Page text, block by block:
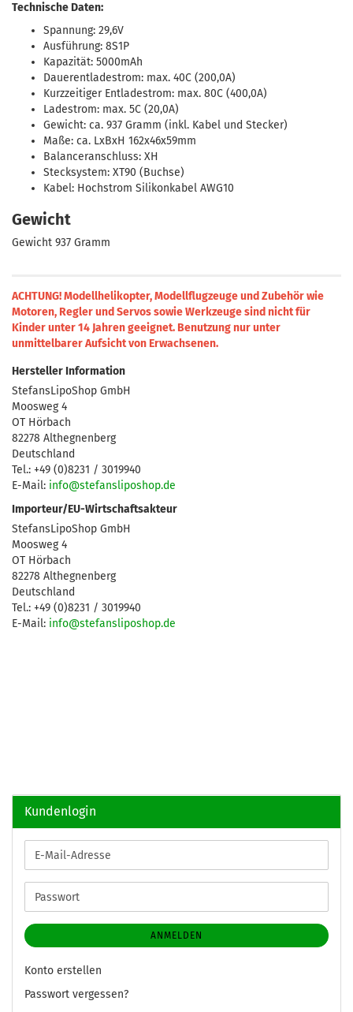
Technische Daten:
Spannung: 29,6V
Ausführung: 8S1P
Kapazität: 5000mAh
Dauerentladestrom: max. 40C (200,0A)
Kurzzeitiger Entladestrom: max. 80C (400,0A)
Ladestrom: max. 5C (20,0A)
Gewicht: ca. 937 Gramm (inkl. Kabel und Stecker)
Maße: ca. LxBxH 162x46x59mm
Balanceranschluss: XH
Stecksystem: XT90 (Buchse)
Kabel: Hochstrom Silikonkabel AWG10
Gewicht
Gewicht 937 Gramm
ACHTUNG! Modellhelikopter, Modellflugzeuge und Zubehör wie
Motoren, Regler und Servos sowie Werkzeuge sind nicht für
Kinder unter 14 Jahren geeignet. Benutzung nur unter
unmittelbarer Aufsicht von Erwachsenen.
Hersteller Information
StefansLipoShop GmbH
Moosweg 4
OT Hörbach
82278 Althegnenberg
Deutschland
Tel.: +49 (0)8231 / 3019940
E-Mail: info@stefansliposhop.de
Importeur/EU-Wirtschaftsakteur
StefansLipoShop GmbH
Moosweg 4
OT Hörbach
82278 Althegnenberg
Deutschland
Tel.: +49 (0)8231 / 3019940
E-Mail: info@stefansliposhop.de
Kundenlogin
E-
Mail-
Adresse
Passwort
ANMELDEN
Konto erstellen
Passwort vergessen?